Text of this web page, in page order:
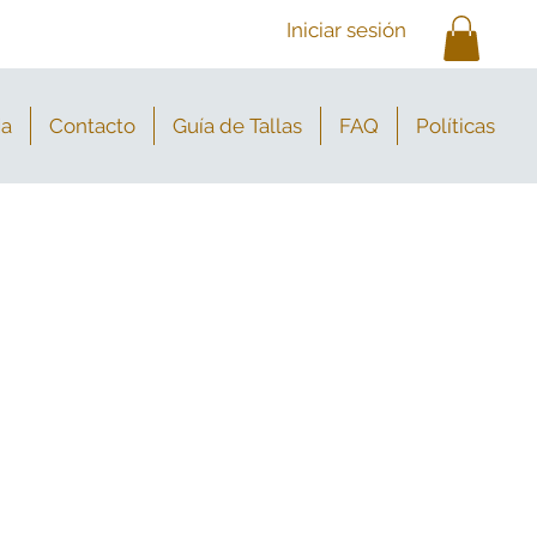
Iniciar sesión
Contacto Guía de Tallas FAQ Políticas